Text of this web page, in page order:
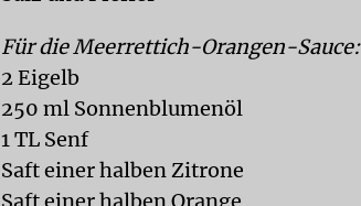
Für die Meerrettich-Orangen-Sauce:
2 Eigelb
250 ml Sonnenblumenöl
1 TL Senf
Saft einer halben Zitrone